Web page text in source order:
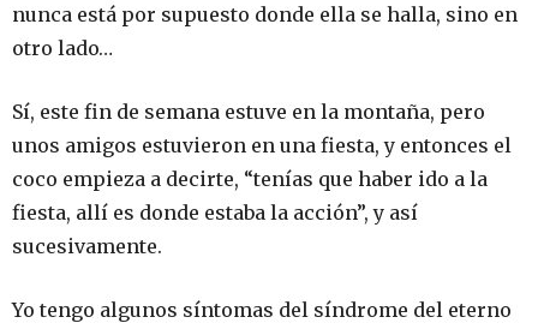
nunca está por supuesto donde ella se halla, sino en
otro lado…
Sí, este fin de semana estuve en la montaña, pero
unos amigos estuvieron en una fiesta, y entonces el
coco empieza a decirte, “tenías que haber ido a la
fiesta, allí es donde estaba la acción”, y así
sucesivamente.
Yo tengo algunos síntomas del síndrome del eterno